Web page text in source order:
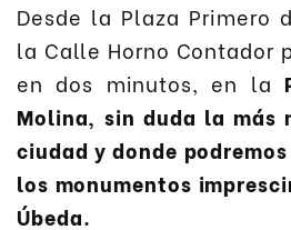
Desde la Plaza Primero
la Calle Horno Contador
en dos minutos, en la
Molina, sin duda la más
ciudad y donde
los monumentos
Úbeda.